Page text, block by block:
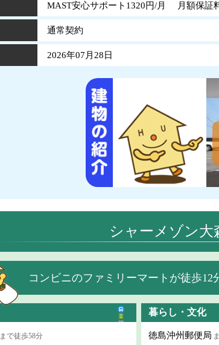
MAST安心サポート1320円/月 月額保証
通常契約
2026年07月28日
シャーメゾン大
コンビニのファミリーマートが徒歩12
まで徒歩58分
暮らし・文化
徳島沖州郵便局